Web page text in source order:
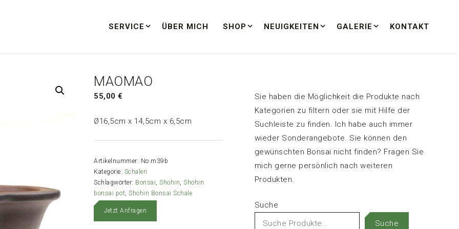
SERVICE ÜBER MICH SHOP NEUIGKEITEN GALERIE KONTAKT
MAOMAO
55,00€
Ø16,5cm x 14,5cm x 6,5cm
Artikelnummer: No.m39b
Kategorie: Schalen
Schlagwörter: Bonsai ,Shohin ,Shohin
bonsai pot ,Shohin Bonsai Schale
Jetzt Anfragen
Sie haben die Möglichkeit die Produkte nach
Kategorien zu filtern oder sie mit Hilfe der
Suchleiste zu finden. Ich habe auch immer
wieder Sonderangebote. Sie können den
gewünschten Bonsai nicht finden? Fragen Sie
mich gerne persönlich nach weiteren
Produkten.
Suche
Suche